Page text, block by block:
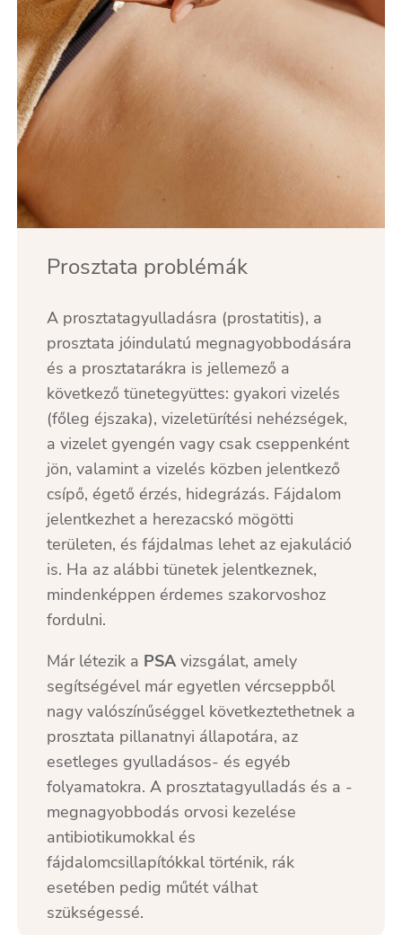
Prosztata problémák
A prosztatagyulladásra (prostatitis), a
prosztata jóindulatú megnagyobbodására
és a prosztatarákra is jellemező a
következő tünetegyüttes: gyakori vizelés
(főleg éjszaka), vizeletürítési nehézségek,
a vizelet gyengén vagy csak cseppenként
jön, valamint a vizelés közben jelentkező
csípő, égető érzés, hidegrázás. Fájdalom
jelentkezhet a herezacskó mögötti
területen, és fájdalmas lehet az ejakuláció
is. Ha az alábbi tünetek jelentkeznek,
mindenképpen érdemes szakorvoshoz
fordulni.
Már létezik a PSAvizsgálat, amely
segítségével már egyetlen vércseppből
nagy valószínűséggel következtethetnek a
prosztata pillanatnyi állapotára, az
esetleges gyulladásos- és egyéb
folyamatokra. A prosztatagyulladás és a -
megnagyobbodás orvosi kezelése
antibiotikumokkal és
fájdalomcsillapítókkal történik, rák
esetében pedig műtét válhat
szükségessé.